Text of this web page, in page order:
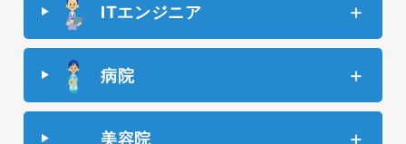
ITエンジニア
病院
美容院